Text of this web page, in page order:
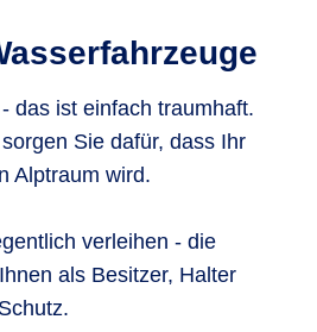
das ist einfach traumhaft.
Sie dafür, dass Ihr
Alptraum wird.
verleihen - die
als Besitzer, Halter